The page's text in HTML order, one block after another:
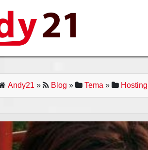
Andy21 » Blog » Tema » Hosting